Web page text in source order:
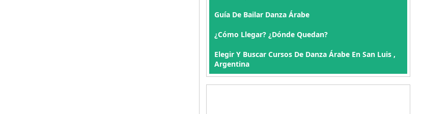
Guía De Bailar Danza Árabe
¿Cómo Llegar? ¿Dónde Quedan?
Elegir Y Buscar Cursos De Danza Árabe En San Luis ,
Argentina